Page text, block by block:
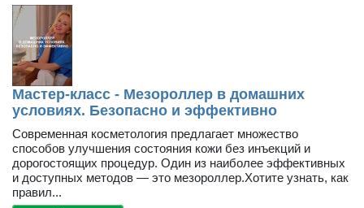
Мастер-класс - Мезороллер в домашних
условиях. Безопасно и эффективно
Современная косметология предлагает множество
способов улучшения состояния кожи без инъекций и
дорогостоящих процедур. Один из наиболее эффективных
и доступных методов — это мезороллер.Хотите узнать, как
правил...